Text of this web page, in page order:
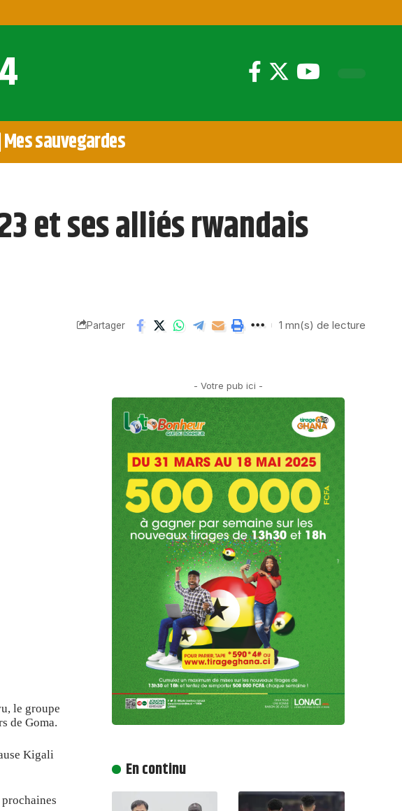
Mes sauvegardes
et ses alliés rwandais
Partager 1 mn(s) de lecture
le groupe
de Goma.
Kigali
- Votre pub ici -
En continu